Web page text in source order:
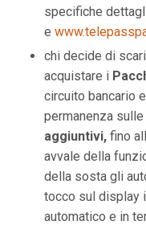
specifiche
e
chi decide di
acquistare i
circuito bancario
permanenza
aggiuntivi, fino
avvale della
della sosta gli
tocco sul display
automatico e in